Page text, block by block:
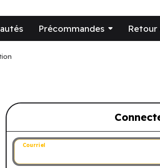
Précommandes Retour
Connectez-vous à
Courriel